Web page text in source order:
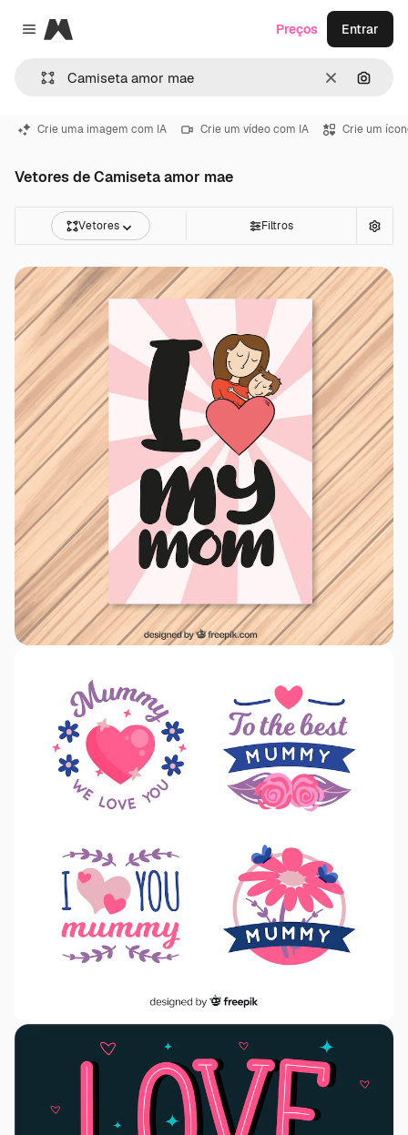
Close menu
Magnific
Limpar
Preços Entrar
Crie uma imagem com IA Crie um vídeo com IA Crie um
Vetores de Camiseta amor mae
Vetores Filtros